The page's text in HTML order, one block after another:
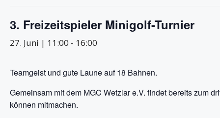
3. Freizeitspieler Minigolf-Turnier
27. Juni | 11:00 - 16:00
Teamgeist und gute Laune auf 18 Bahnen.
Gemeinsam mit dem MGC Wetzlar e.V. findet bereits zum
können mitmachen.